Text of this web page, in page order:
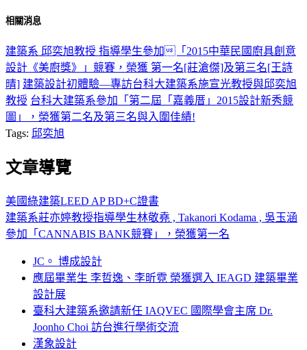
相關消息
建築系 邱奕旭教授 指導學生參加「2015中華民國廚具創意
設計《美廚獎》」競賽，榮獲 第一名[莊滄傑]及第三名[王詩
晴] 建築設計初體驗—專訪台科大建築系施宣光教授與邱奕旭
教授 台科大建築系參加「第二屆「嘉義厝」2015設計新秀競
圖」，榮獲第二名及第三名與入圍佳績!
Tags: 邱奕旭
文章導覽
美國綠建築LEED AP BD+C證書
建築系莊亦婷教授指導學生林敬堯 , Takanori Kodama , 吳玉涵
參加「CANNABIS BANK競賽」，榮獲第一名
JC。 博成設計
應屆畢業生 李哲逸、李昕霓 榮獲選入 IEAGD 建築畢業
設計展
臺科大建築系邀請新任 IAQVEC 國際學會主席 Dr.
Joonho Choi 訪台進行學術交流
漢象設計